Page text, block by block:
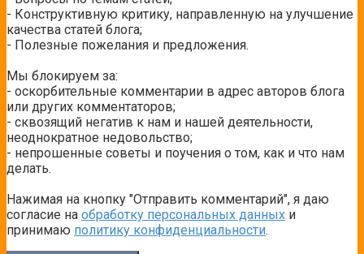
- Конструктивную критику, направленную на улучшение
качества статей блога;
- Полезные пожелания и предложения.
Мы блокируем за:
- оскорбительные комментарии в адрес авторов блога
или других комментаторов;
- сквозящий негатив к нам и нашей деятельности,
неоднократное недовольство;
- непрошенные советы и поучения о том, как и что нам
делать.
Нажимая на кнопку "Отправить комментарий", я даю
согласие на обработку персональных данных и
принимаю политику конфиденциальности.